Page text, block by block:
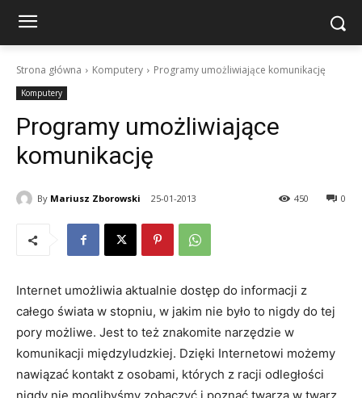
Strona główna Komputery Programy umożliwiające komunikację
Komputery
Programy umożliwiające
komunikację
By Mariusz Zborowski 25-01-2013 0
450
Internet umożliwia aktualnie dostęp do informacji z
całego świata w stopniu, w jakim nie było to nigdy do tej
pory możliwe. Jest to też znakomite narzędzie w
komunikacji międzyludzkiej. Dzięki Internetowi możemy
nawiązać kontakt z osobami, których z racji odległości